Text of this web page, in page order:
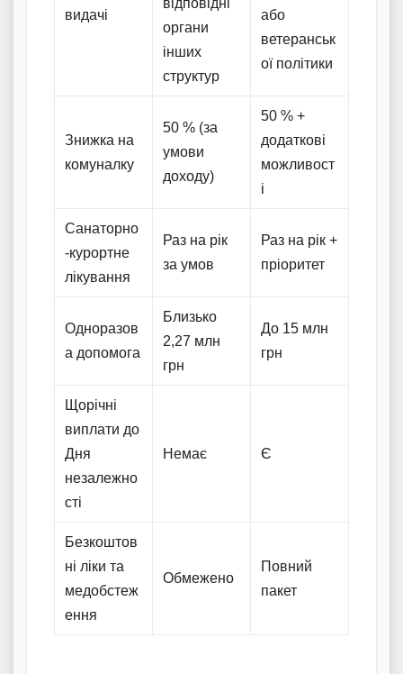
видачі
органи
інших
структур
або
ветеранськ
ої політики
Знижка на
комуналку
50 % (за
умови
доходу)
50 % +
додаткові
можливост
і
Санаторно
-курортне
лікування
Раз на рік
за умов
Раз на рік +
пріоритет
Одноразов
а допомога
Близько
2,27 млн
грн
До 15 млн
грн
Щорічні
виплати до
Дня
незалежно
сті
Немає Є
Безкоштов
ні ліки та
медобстеж
ення
Обмежено
Повний
пакет